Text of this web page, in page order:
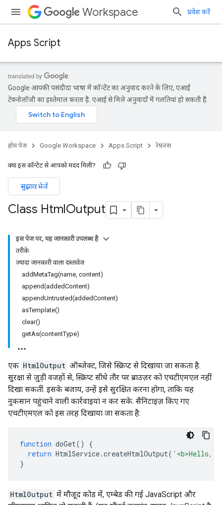
Workspace प्रवेश करें
Apps Script
Google आपकी पसंदीदा भाषा में कॉन्टेंट का अनुवाद करने के लिए, एआई
टेक्नोलॉजी का इस्तेमाल करता है. एआई से मिले अनुवादों में गलतियां हो सकती हैं.
होम पेज Google Workspace Apps Script रेफ़रंस
क्या इस कॉन्टेंट से आपको मदद मिली?
सुझाव भेजें
Class HtmlOutput
इस पेज पर, यह जानकारी उपलब्ध है
तरीके
ज़्यादा जानकारी वाला दस्तावेज़
addMetaTag(name, content)
append(addedContent)
appendUntrusted(addedContent)
asTemplate()
clear()
getAs(contentType)
एक HtmlOutput ऑब्जेक्ट, जिसे स्क्रिप्ट से दिखाया जा सकता है.
सुरक्षा से जुड़ी वजहों से, स्क्रिप्ट सीधे तौर पर ब्राउज़र को एचटीएमएल नहीं
दिखा सकतीं. इसके बजाय, उन्हें इसे सुरक्षित करना होगा, ताकि यह
नुकसान पहुंचाने वाली कार्रवाइयां न कर सके. सैनिटाइज़ किए गए
एचटीएमएल को इस तरह दिखाया जा सकता है:
function doGet()
{
return HtmlService.createHtmlOutput( '<b>Hello,
}
HtmlOutput में मौजूद कोड में, एम्बेड की गई JavaScript और